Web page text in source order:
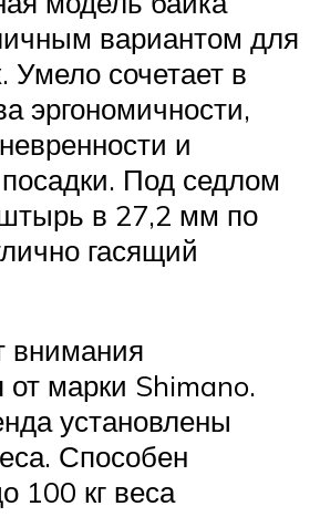
вариантом для
сочетает в
эргономичности,
и
Под седлом
в 27,2 мм по
гасящий
внимания
от марки Shimano.
установлены
Способен
100 кг веса